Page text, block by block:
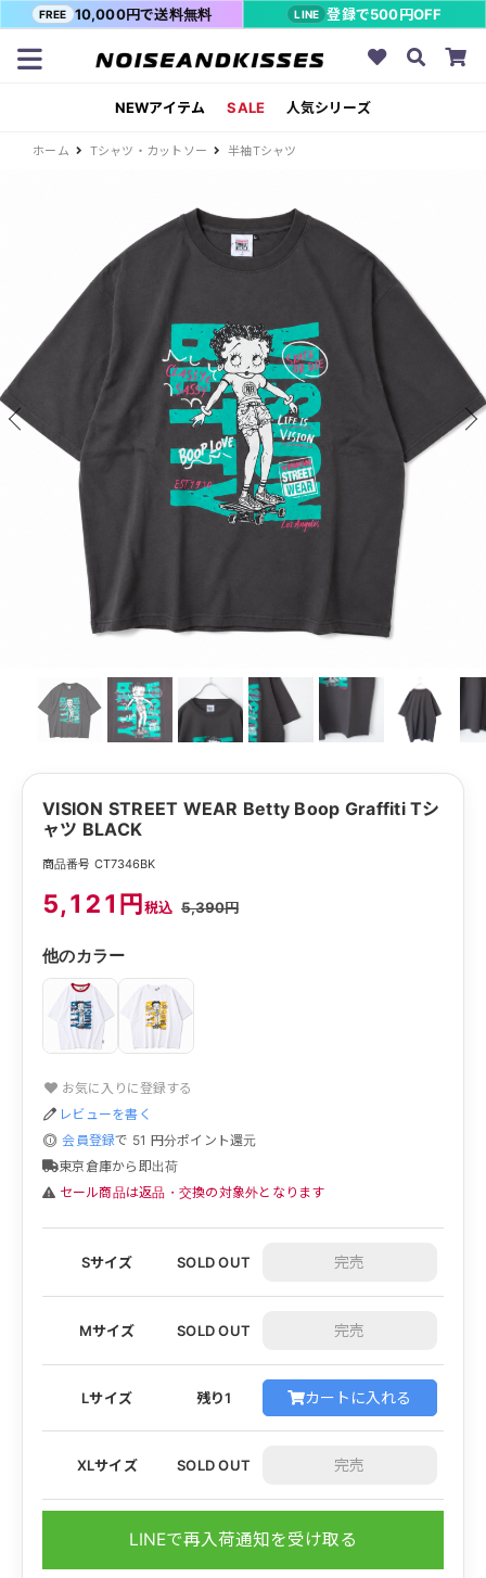
FREE 10,000円で送料無料 LINE 登録で500円OFF
NEWアイテム SALE 人気シリーズ
ホーム Tシャツ・カットソー 半袖Tシャツ
VISION STREET WEAR Betty Boop Graffiti Tシ
ャツ BLACK
商品番号 CT7346BK
5,121円税込 5,390円
他のカラー
お気に入りに登録する
レビューを書く
会員登録で 51 円分ポイント還元
東京倉庫から即出荷
セール商品は返品・交換の対象外となります
Sサイズ SOLD OUT
Mサイズ SOLD OUT
Lサイズ 残り1 カートに入れる
XLサイズ SOLD OUT
LINEで再入荷通知を受け取る